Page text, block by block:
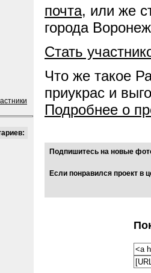
почта, или же
города
Стать
Что же такое
приукрас и
Подробнее о
Подпишитесь на новые
Если понравился проект в